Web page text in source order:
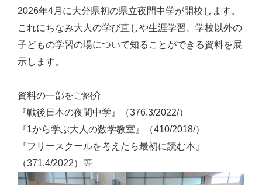
2026年4月に大分県初の県立夜間中学が開校します。
これにちなみ大人の学び直しや生涯学習、学校以外の
子どもの学習の場について知ることができる資料を展
示します。
資料の一部をご紹介
『戦後日本の夜間中学』（376.3/2022/）
『1から学ぶ大人の数学教室』（410/2018/）
『フリースクールを考えたら最初に読む本』
（371.4/2022）等